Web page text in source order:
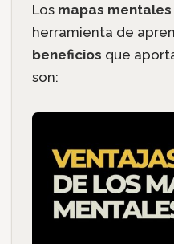
Los mapas mentales
herramienta de
beneficios que
son: